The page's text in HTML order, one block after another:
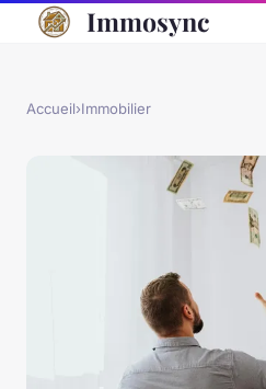
Immosync
Accueil›Immobilier